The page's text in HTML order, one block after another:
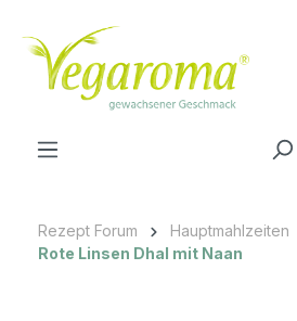
Zum Hauptinhalt springen
Rezept Forum
Hauptmahlzeiten
Rote Linsen Dhal mit Naan